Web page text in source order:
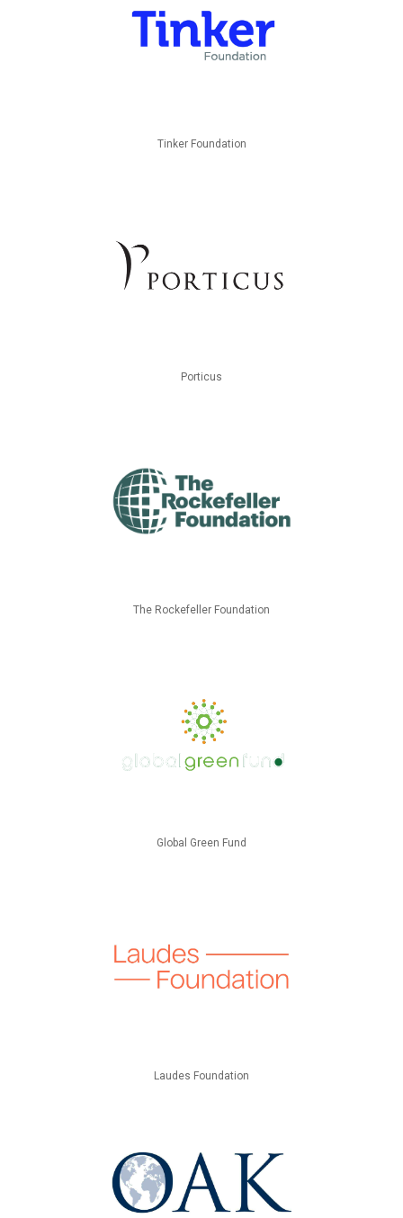
Tinker Foundation
Porticus
The Rockefeller Foundation
Global Green Fund
Laudes Foundation